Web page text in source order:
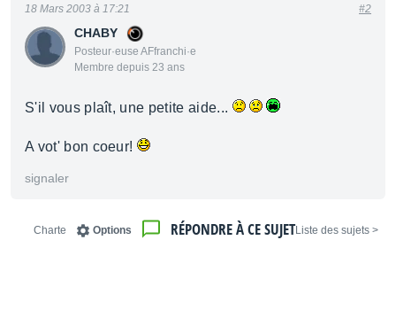
CHABY
Posteur·euse AFfranchi·e
Membre depuis 23 ans
18 Mars 2003 à 17:21 #2
S'il vous plaît, une petite aide...
A vot' bon coeur!
signaler
< Liste des sujets
RÉPONDRE À CE SUJET
Options
Charte